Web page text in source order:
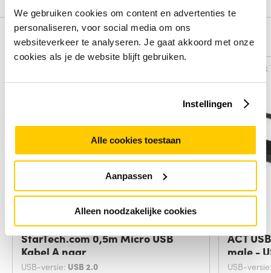
We gebruiken cookies om content en advertenties te
personaliseren, voor social media om ons
websiteverkeer te analyseren. Je gaat akkoord met onze
cookies als je de website blijft gebruiken.
Instellingen
Alle cookies toestaan
Aanpassen
Alleen noodzakelijke cookies
Alternatieven
StarTech.com 0,5m Micro USB
Kabel A naar
USB-versie: USB 2.0
Vergelijk
ACT
male -
USB-